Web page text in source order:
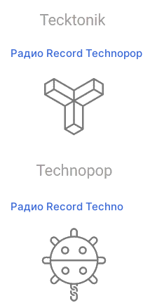
Радио Record Technopop
Радио Record Techno